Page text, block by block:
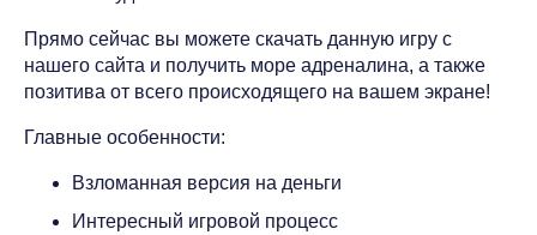
Прямо сейчас вы можете скачать данную игру с
нашего сайта и получить море адреналина, а также
позитива от всего происходящего на вашем экране!
Главные особенности:
Взломанная версия на деньги
Интересный игровой процесс